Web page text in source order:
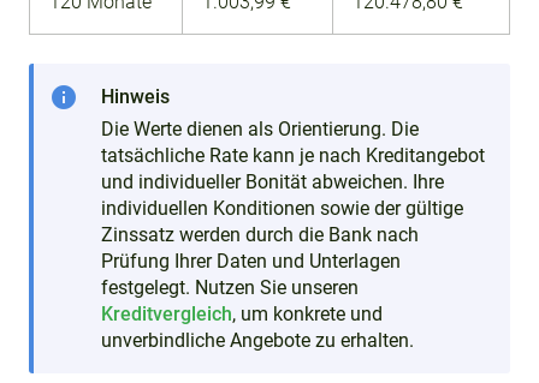
info
Hinweis
Die Werte dienen als Orientierung. Die
tatsächliche Rate kann je nach Kreditangebot
und individueller Bonität abweichen. Ihre
individuellen Konditionen sowie der gültige
Zinssatz werden durch die Bank nach
Prüfung Ihrer Daten und Unterlagen
festgelegt. Nutzen Sie unseren
Kreditvergleich, um konkrete und
unverbindliche Angebote zu erhalten.